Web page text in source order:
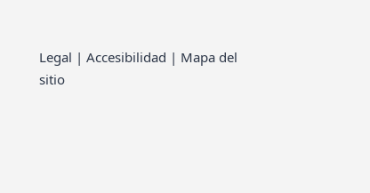
Legal | Accesibilidad | Mapa del
sitio